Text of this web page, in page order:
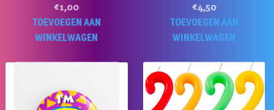
€1,00
TOEVOEGEN AAN
WINKELWAGEN
€4,50
TOEVOEGEN AAN
WINKELWAGEN